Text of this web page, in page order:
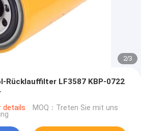
2/3
Rücklauffilter LF3587 KBP-0722
details MOQ：Treten Sie mit uns